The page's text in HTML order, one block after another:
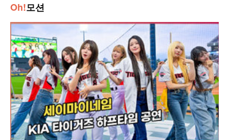
Oh!모션